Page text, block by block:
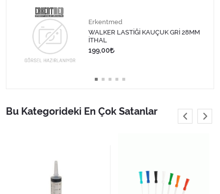
Erkentmed
WALKER LASTİĞİ KAUÇUK GRİ 28MM
İTHAL
199,00
Bu Kategorideki En Çok Satanlar